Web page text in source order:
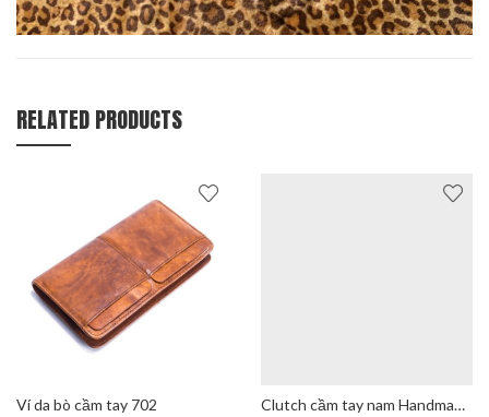
RELATED PRODUCTS
Ví da bò cầm tay 702 Clutch cầm tay nam Handmade 727